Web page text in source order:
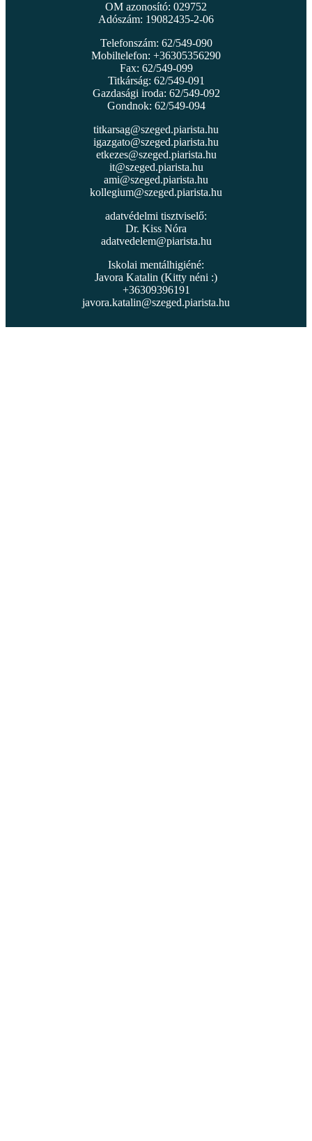
OM azonosító: 029752
Adószám: 19082435-2-06
Telefonszám: 62/549-090
Mobiltelefon: +36305356290
Fax: 62/549-099
Titkárság: 62/549-091
Gazdasági iroda: 62/549-092
Gondnok: 62/549-094
titkarsag@szeged.piarista.hu
igazgato@szeged.piarista.hu
etkezes@szeged.piarista.hu
it@szeged.piarista.hu
ami@szeged.piarista.hu
kollegium@szeged.piarista.hu
adatvédelmi tisztviselő:
Dr. Kiss Nóra
adatvedelem@piarista.hu
Iskolai mentálhigiéné:
Javora Katalin (Kitty néni :)
+36309396191
javora.katalin@szeged.piarista.hu